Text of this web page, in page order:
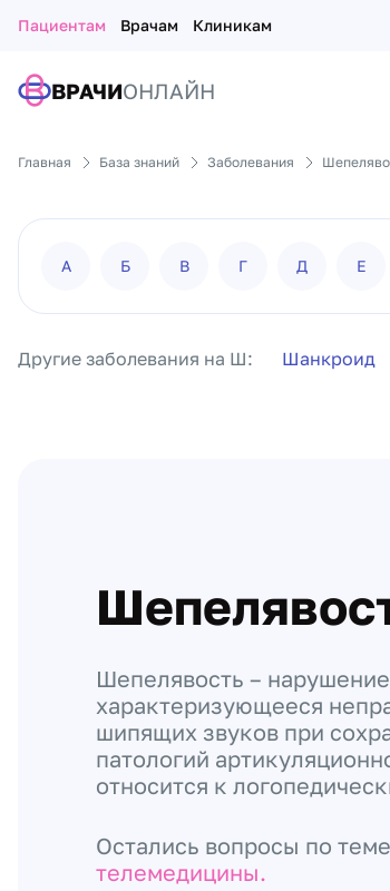
Пациентам Врачам Клиникам
ВРАЧИОНЛАЙН
Главная База знаний Заболевания
А Б В Г Д Е
Другие заболевания на Ш: Шанкроид
Шепелявость –
характеризующееся
шипящих звуков при
патологий
относится к
Остались вопросы по
телемедицины.